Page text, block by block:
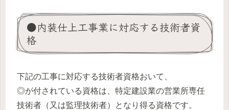
●内装仕上工事業に対応する技術者資
格
下記の工事に対応する技術者資格おいて、
◎が付されている資格は、特定建設業の営業所専任
技術者（又は監理技術者）となり得る資格です。